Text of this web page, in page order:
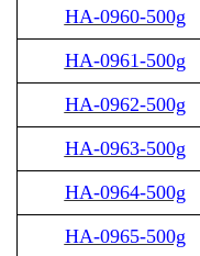
HA-0960-500g
HA-0961-500g
HA-0962-500g
HA-0963-500g
HA-0964-500g
HA-0965-500g